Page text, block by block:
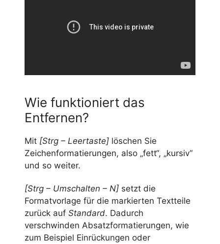
Wie funktioniert das
Entfernen?
Mit [Strg – Leertaste] löschen Sie
Zeichenformatierungen, also „fett“, „kursiv“
und so weiter.
[Strg – Umschalten – N] setzt die
Formatvorlage für die markierten Textteile
zurück auf Standard. Dadurch
verschwinden Absatzformatierungen, wie
zum Beispiel Einrückungen oder